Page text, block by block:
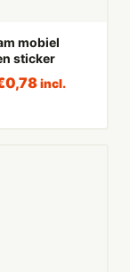
mobiel
sticker
0,78 incl.